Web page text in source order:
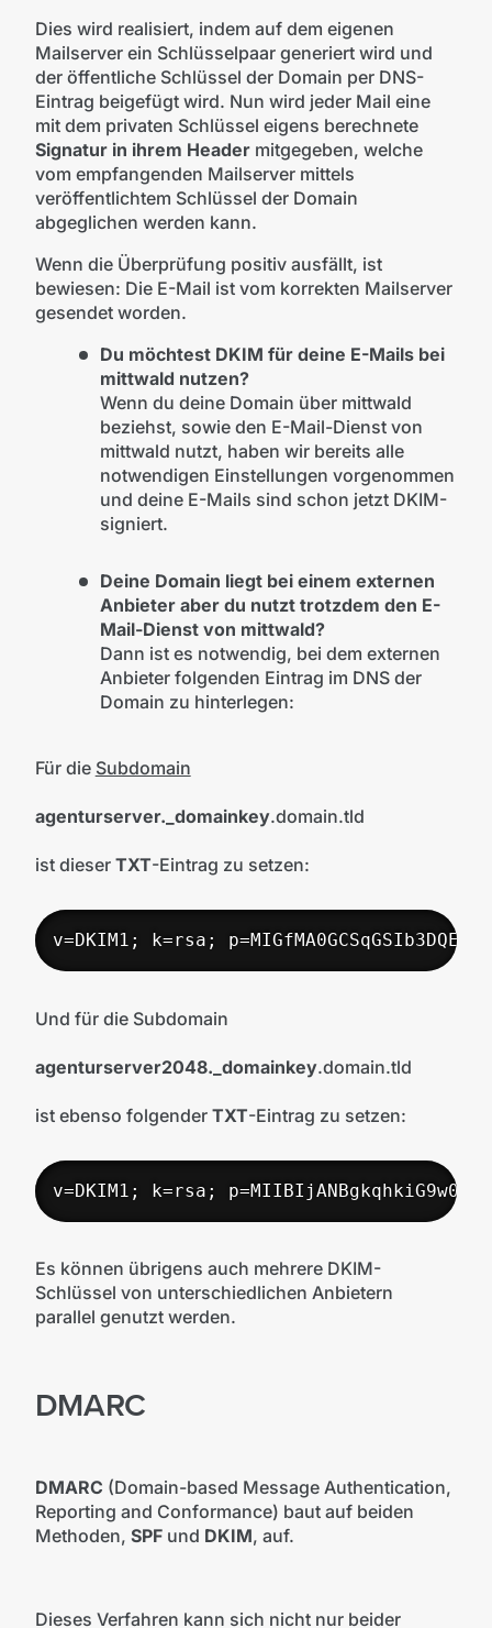
Dies wird realisiert, indem auf dem eigenen
Mailserver ein Schlüsselpaar generiert wird und
der öffentliche Schlüssel der Domain per DNS-
Eintrag beigefügt wird. Nun wird jeder Mail eine
mit dem privaten Schlüssel eigens berechnete
Signatur in ihrem Header mitgegeben, welche
vom empfangenden Mailserver mittels
veröffentlichtem Schlüssel der Domain
abgeglichen werden kann.
Wenn die Überprüfung positiv ausfällt, ist
bewiesen: Die E-Mail ist vom korrekten Mailserver
gesendet worden.
Du möchtest DKIM für deine E-Mails bei
mittwald nutzen?
Wenn du deine Domain über mittwald
beziehst, sowie den E-Mail-Dienst von
mittwald nutzt, haben wir bereits alle
notwendigen Einstellungen vorgenommen
und deine E-Mails sind schon jetzt DKIM-
signiert.
Deine Domain liegt bei einem externen
Anbieter aber du nutzt trotzdem den E-
Mail-Dienst von mittwald?
Dann ist es notwendig, bei dem externen
Anbieter folgenden Eintrag im DNS der
Domain zu hinterlegen:
Für die Subdomain
agenturserver._domainkey.domain.tld
ist dieser TXT-Eintrag zu setzen:
v=DKIM1; k=rsa;
Und für die Subdomain
agenturserver2048._domainkey.domain.tld
ist ebenso folgender TXT-Eintrag zu setzen:
v=DKIM1; k=rsa;
Es können übrigens auch mehrere DKIM-
Schlüssel von unterschiedlichen Anbietern
parallel genutzt werden.
DMARC
DMARC (Domain-based Message Authentication,
Reporting and Conformance) baut auf beiden
Methoden, SPFund DKIM, auf.
Dieses Verfahren kann sich nicht nur beider